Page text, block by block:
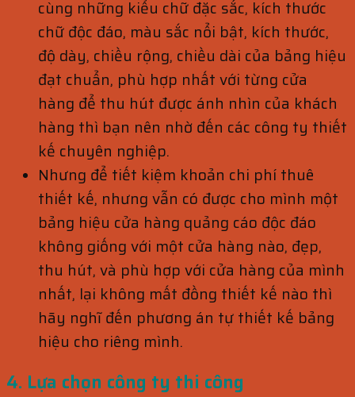
cùng những kiểu chữ đặc sắc, kích thước
chữ độc đáo, màu sắc nổi bật, kích thước,
độ dày, chiều rộng, chiều dài của bảng hiệu
đạt chuẩn, phù hợp nhất với từng cửa
hàng để thu hút được ánh nhìn của khách
hàng thì bạn nên nhờ đến các công ty thiết
kế chuyên nghiệp.
Nhưng để tiết kiệm khoản chi phí thuê
thiết kế, nhưng vẫn có được cho mình một
bảng hiệu cửa hàng quảng cáo độc đáo
không giống với một cửa hàng nào, đẹp,
thu hút, và phù hợp với cửa hàng của mình
nhất, lại không mất đồng thiết kế nào thì
hãy nghĩ đến phương án tự thiết kế bảng
hiệu cho riêng mình.
4. Lựa chọn công ty thi công